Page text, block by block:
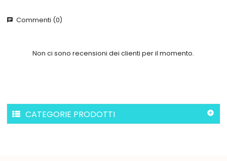
chat Commenti (0)
Non ci sono recensioni dei clienti per il momento.
CATEGORIE PRODOTTI 